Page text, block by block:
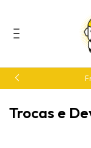
Trocas e